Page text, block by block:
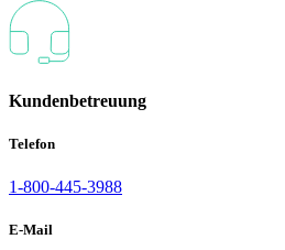
Kundenbetreuung
Telefon
1-800-445-3988
E-Mail